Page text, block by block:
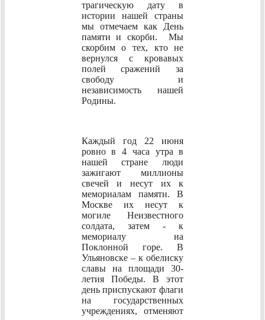
трагическую дату в
истории нашей страны
мы отмечаем как День
памяти и скорби. Мы
скорбим о тех, кто не
вернулся с кровавых
полей сражений за
свободу и
независимость нашей
Родины.
Каждый год 22 июня
ровно в 4 часа утра в
нашей стране люди
зажигают миллионы
свечей и несут их к
мемориалам памяти. В
Москве их несут к
могиле Неизвестного
солдата, затем - к
мемориалу на
Поклонной горе. В
Ульяновске – к обелиску
славы на площади 30-
летия Победы. В этот
день приспускают флаги
на государственных
учреждениях, отменяют